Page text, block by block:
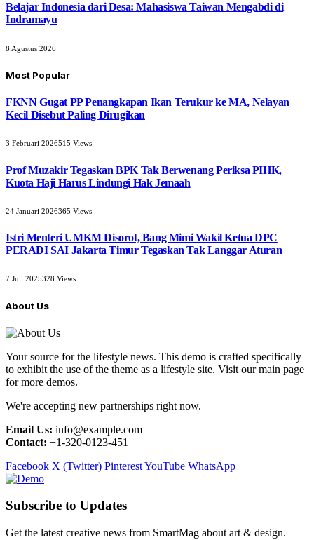
Belajar Indonesia dari Desa: Mahasiswa Taiwan Mengabdi di
Indramayu
8 Agustus 2026
Most Popular
FKNN Gugat PP Penangkapan Ikan Terukur ke MA, Nelayan
Kecil Disebut Paling Dirugikan
3 Februari 2026515 Views
Prof Muzakir Tegaskan BPK Tak Berwenang Periksa PIHK,
Kuota Haji Harus Lindungi Hak Jemaah
24 Januari 2026365 Views
Istri Menteri UMKM Disorot, Bang Mimi Wakil Ketua DPC
PERADI SAI Jakarta Timur Tegaskan Tak Langgar Aturan
7 Juli 2025328 Views
About Us
Your source for the lifestyle news. This demo is crafted specifically
to exhibit the use of the theme as a lifestyle site. Visit our main page
for more demos.
We're accepting new partnerships right now.
Email Us: info@example.com
Contact: +1-320-0123-451
Facebook X (Twitter) PinterestYouTube WhatsApp
Subscribe to Updates
Get the latest creative news from SmartMag about art & design.